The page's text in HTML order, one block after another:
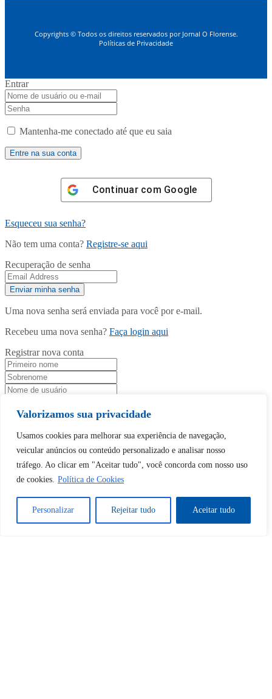
Valorizamos sua privacidade
Usamos cookies para melhorar sua experiência de navegação,
veicular anúncios ou conteúdo personalizado e analisar nosso
tráfego. Ao clicar em "Aceitar tudo", você concorda com nosso uso
de cookies. Política de Cookies
Personalizar Rejeitar tudo Aceitar tudo
Copyrights © Todos os direitos reservados por Jornal O Florense.
Políticas de Privacidade
Entrar
Mantenha-me conectado até que eu saia
Continuar com Google
Esqueceu sua senha?
Não tem uma conta? Registre-se aqui
Recuperação de senha
Uma nova senha será enviada para você por e-mail.
Recebeu uma nova senha? Faça login aqui
Registrar nova conta
Tem uma conta?Faça login aqui
Continuar com Google